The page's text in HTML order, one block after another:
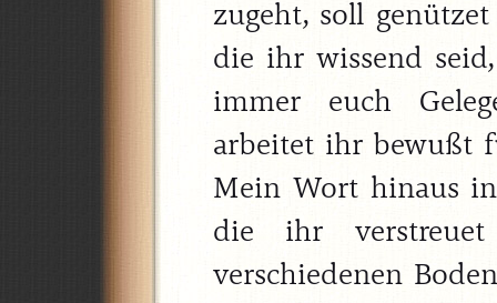
zugeht, soll
die ihr wissend
immer euch
arbeitet ihr bewußt
Mein Wort hinaus
die ihr
verschiedenen